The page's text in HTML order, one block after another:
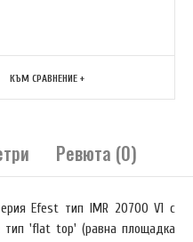
КЪМ СРАВНЕНИЕ +
Ревюта (0)
Efest тип IMR 20700 V1 с
тип 'flat top' (равна площадка